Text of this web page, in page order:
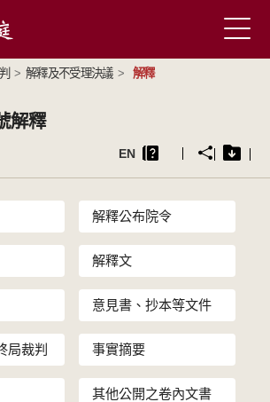
> 解釋及不受理決議 > 解釋
解釋
EN
解釋公布院令
解釋文
意見書、抄本等文件
局裁判 事實摘要
其他公開之卷內文書